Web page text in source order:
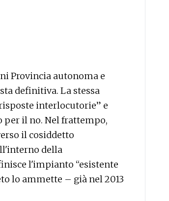
Provincia autonoma e
definitiva. La stessa
interlocutorie” e
per il no. Nel frattempo,
il cosiddetto
della
l'impianto “esistente
lo ammette – già nel 2013